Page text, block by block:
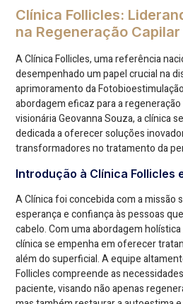
Clínica Follicles:
na Regeneração Capilar
A Clínica Follicles, uma referência
desempenhado um papel crucial na
aprimoramento da
abordagem eficaz para a regeneração
visionária Geovanna Souza, a clínica
dedicada a oferecer soluções
transformadores no tratamento da
Introdução à Clínica Follicles
A Clínica foi concebida com a missão
esperança e confiança às pessoas
cabelo. Com uma abordagem
clínica se empenha em oferecer
além do superficial. A equipe
Follicles compreende as
paciente, visando não apenas